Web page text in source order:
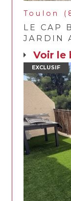
Toulon
LE CAP
JARDIN
voir le
EXCLUSIF